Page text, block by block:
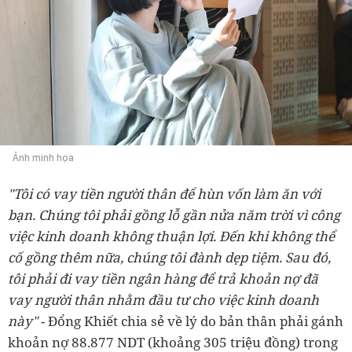
Ảnh minh họa
"Tôi có vay tiền người thân để hùn vốn làm ăn với
bạn. Chúng tôi phải gồng lỗ gần nửa năm trời vì công
việc kinh doanh không thuận lợi. Đến khi không thể
cố gồng thêm nữa, chúng tôi đành dẹp tiệm. Sau đó,
tôi phải đi vay tiền ngân hàng để trả khoản nợ đã
vay người thân nhằm đầu tư cho việc kinh doanh
này"- Đổng Khiết chia sẻ về lý do bản thân phải gánh
khoản nợ 88.877 NDT (khoảng 305 triệu đồng) trong